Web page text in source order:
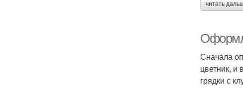
читать
Сначала
цветник, и
грядки с